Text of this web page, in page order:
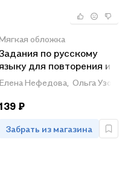
обложка
по русскому
для повторения и
закрепления учебного
материала. 3 класс
Елена Нефедова, Ольга
₽
Забрать из магазина